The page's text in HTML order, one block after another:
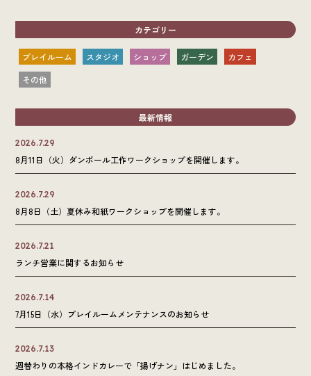
カテゴリー
プレイルーム スタジオ ショップ ガーデン
カフェ
その他
最新情報
2026.7.29
8月11日（火）ダンボール工作ワークショップを開催します。
2026.7.29
8月8日（土）夏休み和紙ワークショップを開催します。
2026.7.21
ランチ営業に関するお知らせ
2026.7.14
7月15日（水）プレイルームメンテナンスのお知らせ
2026.7.13
週替わりの本格インドカレーで「揚げナン」はじめました。